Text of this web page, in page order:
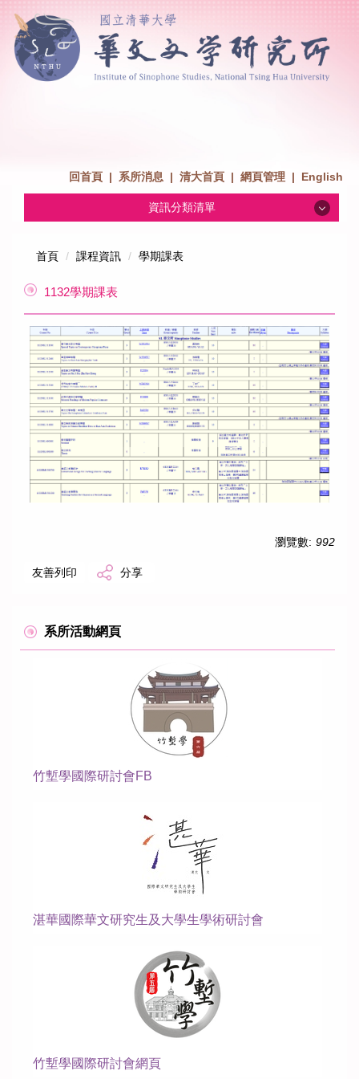
回首頁 | 系所消息 | 清大首頁 | 網頁管理 | English
資訊分類清單
系所消息
招生消息
系所介紹
本所成員
課程資訊
規章辦法
活動紀實
首頁 課程資訊 學期課表
1132學期課表
瀏覽數: 992
友善列印 分享
系所活動網頁
竹塹學國際研討會FB
湛華國際華文研究生及大學生學術研討會
竹塹學國際研討會網頁